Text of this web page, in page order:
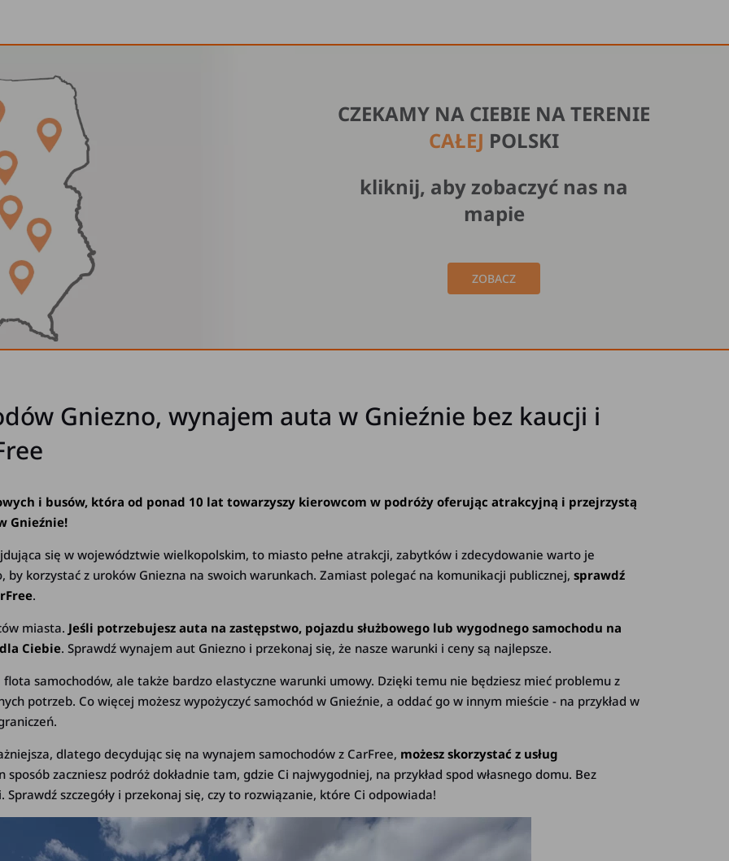
CZEKAMY NA CIEBIE NA TERENIE
CAŁEJ POLSKI
kliknij, aby zobaczyć nas na
mapie
ZOBACZ
Gniezno, wynajem auta w Gnieźnie bez kaucji i
i busów, która od ponad 10 lat towarzyszy kierowcom w podróży oferując atrakcyjną i przejrzystą
Gnieźnie!
się w województwie wielkopolskim, to miasto pełne atrakcji, zabytków i zdecydowanie warto je
by korzystać z uroków Gniezna na swoich warunkach. Zamiast polegać na komunikacji publicznej,sprawdź
.
miasta. Jeśli potrzebujesz auta na zastępstwo, pojazdu służbowego lub wygodnego samochodu na
Ciebie. Sprawdź wynajem aut Gniezno i przekonaj się, że nasze warunki i ceny są najlepsze.
samochodów, ale także bardzo elastyczne warunki umowy. Dzięki temu nie będziesz mieć problemu z
potrzeb. Co więcej możesz wypożyczyć samochód w Gnieźnie, a oddać go w innym mieście - na przykład w
dlatego decydując się na wynajem samochodów z CarFree, możesz skorzystać z usług
sposób zaczniesz podróż dokładnie tam, gdzie Ci najwygodniej, na przykład spod własnego domu. Bez
szczegóły i przekonaj się, czy to rozwiązanie, które Ci odpowiada!